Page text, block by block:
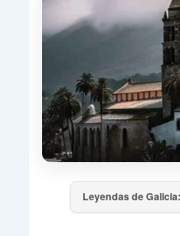
Leyendas de